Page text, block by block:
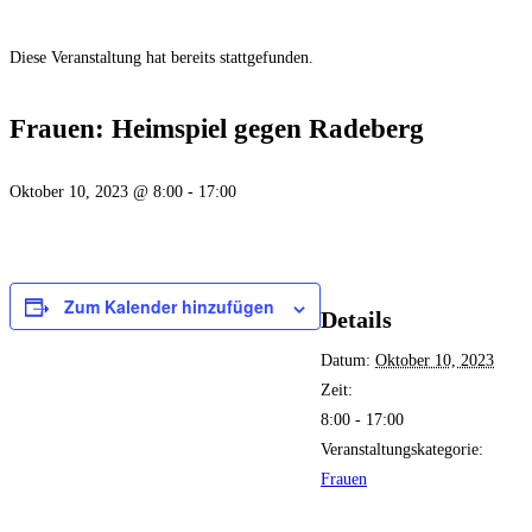
Diese Veranstaltung hat bereits stattgefunden.
Frauen: Heimspiel gegen Radeberg
Oktober 10, 2023 @ 8:00 - 17:00
Zum Kalender hinzufügen Details
Datum: Oktober 10, 2023
Zeit:
8:00 - 17:00
Veranstaltungskategorie:
Frauen